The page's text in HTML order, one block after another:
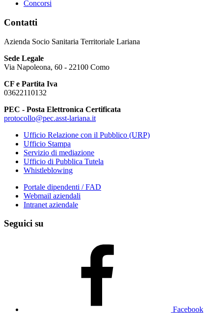
Concorsi
Contatti
Azienda Socio Sanitaria Territoriale Lariana
Sede Legale
Via Napoleona, 60 - 22100 Como
CF e Partita Iva
03622110132
PEC - Posta Elettronica Certificata
protocollo@pec.asst-lariana.it
Ufficio Relazione con il Pubblico (URP)
Ufficio Stampa
Servizio di mediazione
Ufficio di Pubblica Tutela
Whistleblowing
Portale dipendenti / FAD
Webmail aziendali
Intranet aziendale
Seguici su
Facebook